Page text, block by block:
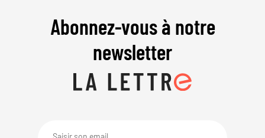
Abonnez-vous à notre
newsletter